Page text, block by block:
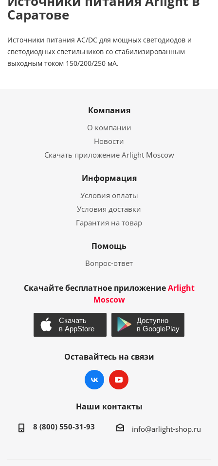
Саратове
Источники питания AC/DC для мощных светодиодов и
светодиодных светильников со стабилизированным
выходным током 150/200/250 мА.
Компания
О компании
Новости
Скачать приложение Arlight Moscow
Информация
Условия оплаты
Условия доставки
Гарантия на товар
Помощь
Вопрос-ответ
Скачайте бесплатное приложениеArlight
Moscow
Оставайтесь на связи
Наши контакты
8 (800) 550-31-93 info@arlight-shop.ru